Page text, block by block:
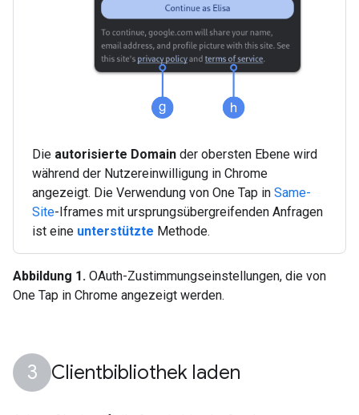
Die autorisierte Domain der obersten Ebene wird
während der Nutzereinwilligung in Chrome
angezeigt. Die Verwendung von One Tap in Same-
Site-Iframes mit ursprungsübergreifenden Anfragen
ist eine unterstützte Methode.
Abbildung 1. OAuth-Zustimmungseinstellungen, die von
One Tap in Chrome angezeigt werden.
Clientbibliothek laden